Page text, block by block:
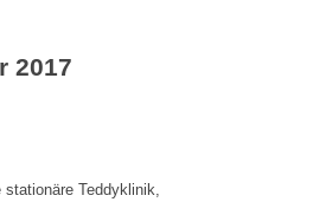
2017
stationäre Teddyklinik,